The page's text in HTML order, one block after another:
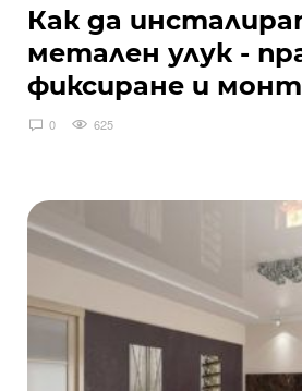
Как да
метален улук -
фиксиране и
0 625